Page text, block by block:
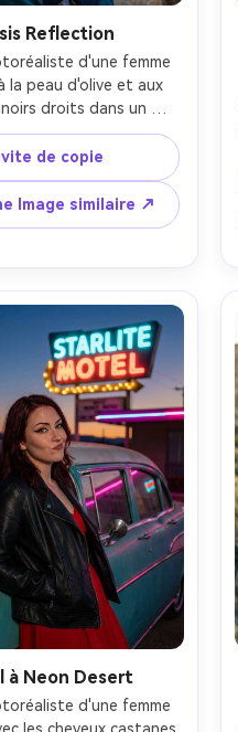
Reflection
d'une femme
la peau d'olive et aux
droits dans un
sourire doux, assise
piscine dans une
portant une
satin bleu bleu et des
superposé, des
lumière tachetée
à travers les feuilles,
du portrait du milieu
le haut, bokeh doux,
texture de peau
points forts de
subtils, clarté
résolution-AR 4:5
de copie
Image similaire ↗
à Neon Desert
d'une femme